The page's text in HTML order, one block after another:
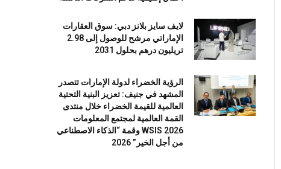
لايف سايز بلانز دبي: سوق العقارات
الإماراتي مرشح للوصول إلى 2.98
تريليون درهم بحلول 2031
الرؤية الخضراء لدولة الإمارات تتصدر
المشهد في جنيف: تعزيز البنية التحتية
العالمية للقيمة الخضراء خلال منتدى
القمة العالمية لمجتمع المعلومات
WSIS 2026 وقمة “الذكاء الاصطناعي
من أجل الخير” 2026